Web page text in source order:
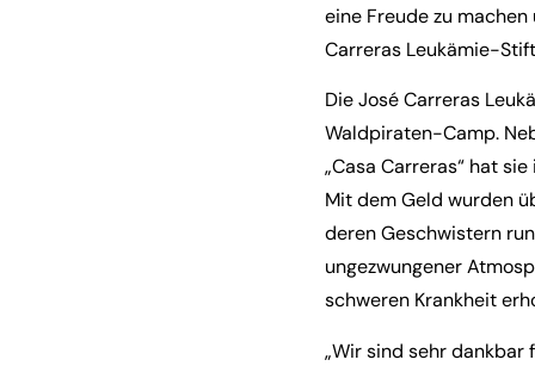
eine Freude zu
Carreras Leukämie-
Die José Carreras
Waldpiraten-Camp.
„Casa Carreras“ hat
Mit dem Geld wurden
deren Geschwistern
ungezwungener
schweren Krankheit
„Wir sind sehr